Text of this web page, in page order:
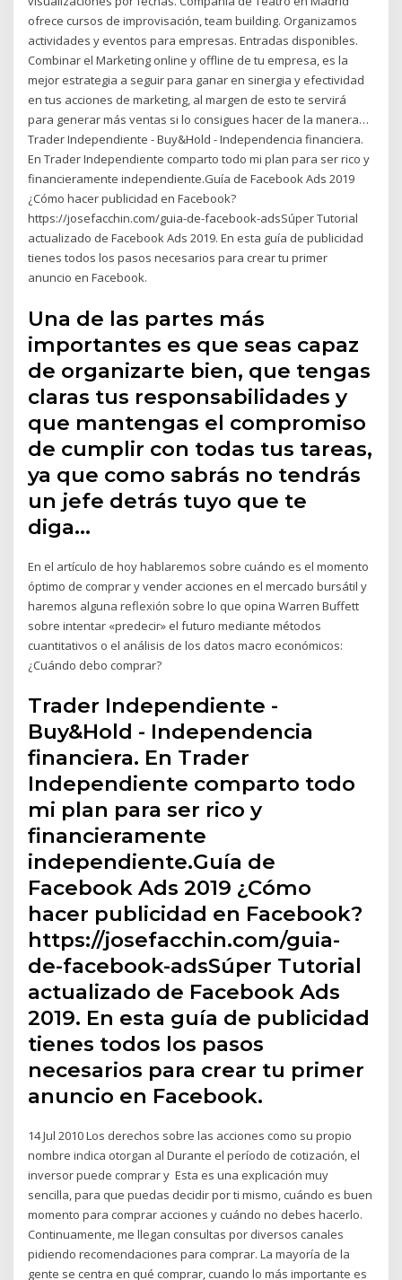
ofrece cursos de improvisación, team building. Organizamos
actividades y eventos para empresas. Entradas disponibles.
Combinar el Marketing online y offline de tu empresa, es la
mejor estrategia a seguir para ganar en sinergia y efectividad
en tus acciones de marketing, al margen de esto te servirá
para generar más ventas si lo consigues hacer de la manera…
Trader Independiente - Buy&Hold - Independencia financiera.
En Trader Independiente comparto todo mi plan para ser rico y
financieramente independiente.Guía de Facebook Ads 2019
¿Cómo hacer publicidad en Facebook?
https://josefacchin.com/guia-de-facebook-adsSúper Tutorial
actualizado de Facebook Ads 2019. En esta guía de publicidad
tienes todos los pasos necesarios para crear tu primer
anuncio en Facebook.
Una de las partes más
importantes es que seas capaz
de organizarte bien, que tengas
claras tus responsabilidades y
que mantengas el compromiso
de cumplir con todas tus tareas,
ya que como sabrás no tendrás
un jefe detrás tuyo que te
diga…
En el artículo de hoy hablaremos sobre cuándo es el momento
óptimo de comprar y vender acciones en el mercado bursátil y
haremos alguna reflexión sobre lo que opina Warren Buffett
sobre intentar «predecir» el futuro mediante métodos
cuantitativos o el análisis de los datos macro económicos:
¿Cuándo debo comprar?
Trader Independiente -
Buy&Hold - Independencia
financiera. En Trader
Independiente comparto todo
mi plan para ser rico y
financieramente
independiente.Guía de
Facebook Ads 2019 ¿Cómo
hacer publicidad en Facebook?
https://josefacchin.com/guia-
de-facebook-adsSúper Tutorial
actualizado de Facebook Ads
2019. En esta guía de publicidad
tienes todos los pasos
necesarios para crear tu primer
anuncio en Facebook.
14 Jul 2010 Los derechos sobre las acciones como su propio
nombre indica otorgan al Durante el período de cotización, el
inversor puede comprar y Esta es una explicación muy
sencilla, para que puedas decidir por ti mismo, cuándo es buen
momento para comprar acciones y cuándo no debes hacerlo.
Continuamente, me llegan consultas por diversos canales
pidiendo recomendaciones para comprar. La mayoría de la
gente se centra en qué comprar, cuando lo más importante es